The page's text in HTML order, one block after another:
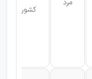
مرد
کشور